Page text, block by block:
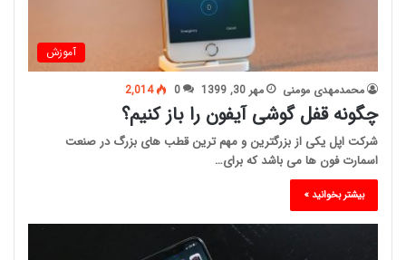
آموزش
محمدمهدی مومنی مهر 30, 1399 0
2,014
چگونه قفل گوشی آیفون را باز کنیم؟
شرکت اپل یکی از بزرگترین و مهم ترین قطب های بزرگ در صنعت
اسمارت فون ها می باشد که برای…
بیشتر بخوانید »